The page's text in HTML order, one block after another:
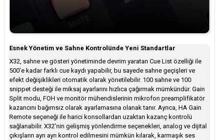
Esnek Yönetim ve Sahne Kontrolünde Yeni Standartlar
X32, sahne ve gösteri yönetiminde devrim yaratan Cue List özelliği ile
500’e kadar farklı cue kaydı yapabilir, bu sayede sahne geçişleri ve
efekt değişiklikleri otomatik olarak yönetilebilir. 100 sahne ve 100
snippet desteği ile miksaj ayarlarını hızlıca çağırmak mümkündür. Gain
Split modu, FOH ve monitör mühendislerinin mikrofon preamplifikatör
kazancını bağımsız olarak ayarlamasına olanak tanır. Ayrıca, HA Gain
Remote seçeneği ile harici konsollardan uzaktan kazanç kontrolü
sağlanabilir. X32’nin gelişmiş yönlendirme seçenekleri, analog ve dijital
çıkışların ayrı ayrı kontrol edilmesini mümkün kılarak, karmaşık ses